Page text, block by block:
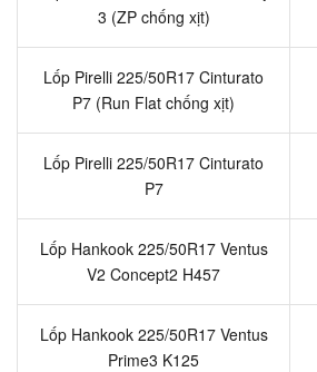
3 (ZP chống xịt)
Lốp Pirelli 225/50R17 Cinturato
P7 (Run Flat chống xịt)
Lốp Pirelli 225/50R17 Cinturato
P7
Lốp Hankook 225/50R17 Ventus
V2 Concept2 H457
Lốp Hankook 225/50R17 Ventus
Prime3 K125